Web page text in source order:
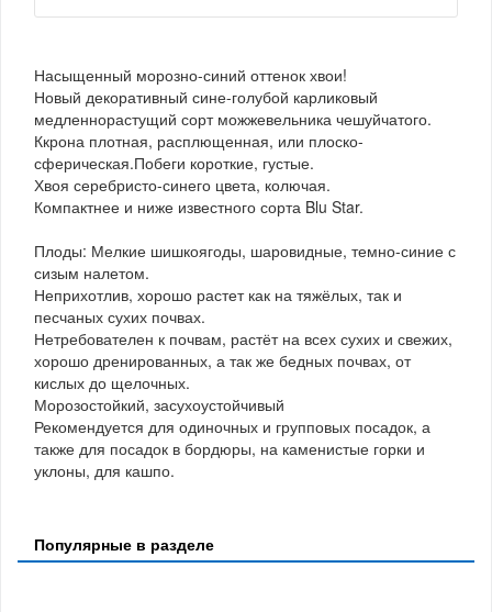
Насыщенный морозно-синий оттенок хвои!
Новый декоративный сине-голубой карликовый
медленнорастущий сорт можжевельника чешуйчатого.
Ккрона плотная, расплющенная, или плоско-
сферическая.Побеги короткие, густые.
Хвоя серебристо-синего цвета, колючая.
Компактнее и ниже известного сорта Blu Star.
Плоды: Мелкие шишкоягоды, шаровидные, темно-синие с
сизым налетом.
Неприхотлив, хорошо растет как на тяжёлых, так и
песчаных сухих почвах.
Нетребователен к почвам, растёт на всех сухих и свежих,
хорошо дренированных, а так же бедных почвах, от
кислых до щелочных.
Морозостойкий, засухоустойчивый
Рекомендуется для одиночных и групповых посадок, а
также для посадок в бордюры, на каменистые горки и
уклоны, для кашпо.
Популярные в разделе